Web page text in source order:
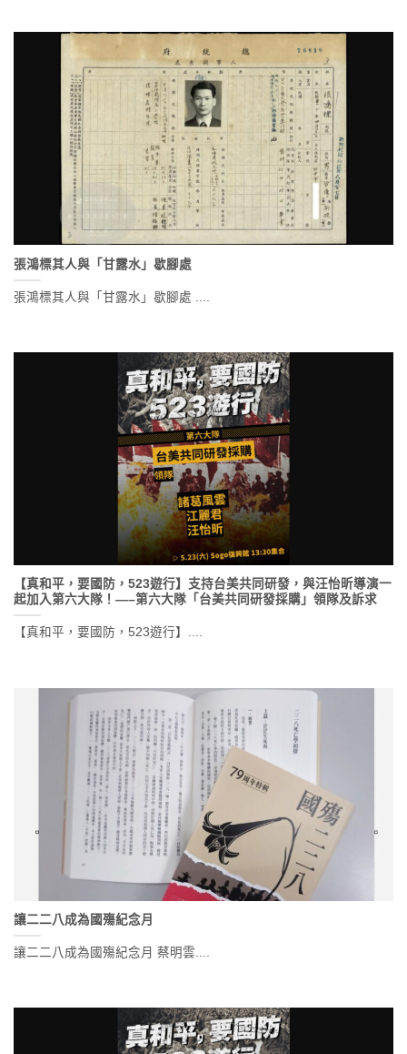
張鴻標其人與「甘露水」歇腳處
張鴻標其人與「甘露水」歇腳處 ....
【真和平，要國防，523遊行】支持台美共同研發，與汪怡昕導演一
起加入第六大隊！—–第六大隊「台美共同研發採購」領隊及訴求
【真和平，要國防，523遊行】....
讓二二八成為國殤紀念月
讓二二八成為國殤紀念月 蔡明雲....